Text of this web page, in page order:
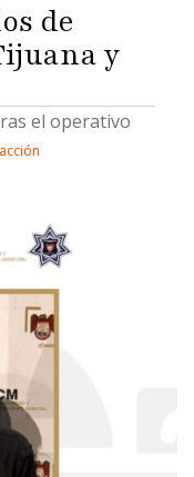
de
y
el operativo